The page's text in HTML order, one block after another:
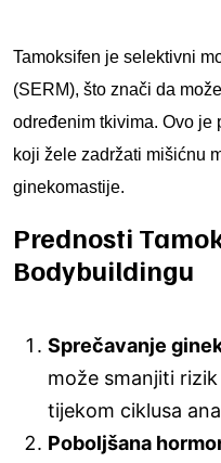
Tamoksifen je selektivni
(SERM), što znači da
određenim tkivima. Ovo je
koji žele zadržati mišićnu
ginekomastije.
Prednosti
Bodybuildingu
Sprečavanje
može smanjiti
tijekom ciklusa
Poboljšana